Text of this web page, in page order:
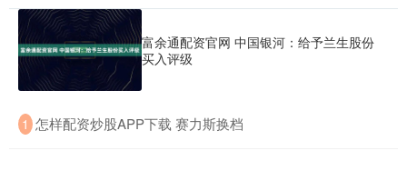
富余通配资官网 中国银河：给予兰生股份
买入评级
1 ​怎样配资炒股APP下载 赛力斯换档